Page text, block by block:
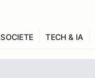
SOCIETE TECH & IA